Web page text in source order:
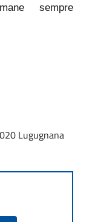
sempre
Lugugnana